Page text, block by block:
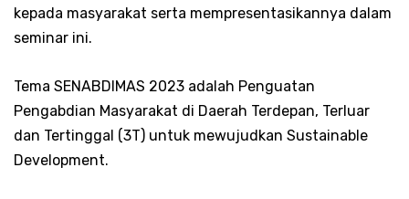
kepada masyarakat serta mempresentasikannya dalam
seminar ini.
Tema SENABDIMAS 2023 adalah Penguatan
Pengabdian Masyarakat di Daerah Terdepan, Terluar
dan Tertinggal (3T) untuk mewujudkan Sustainable
Development.